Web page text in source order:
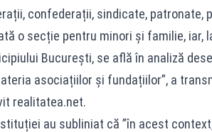
confederații, sindicate, patronate,
o secție pentru minori și familie, iar,
București, se află în analiză
asociațiilor și fundațiilor”, a
realitatea.net.
au subliniat că ”în acest